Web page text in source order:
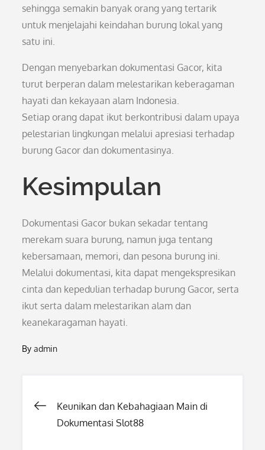
sehingga semakin banyak orang yang tertarik
untuk menjelajahi keindahan burung lokal yang
satu ini.
Dengan menyebarkan dokumentasi Gacor, kita
turut berperan dalam melestarikan keberagaman
hayati dan kekayaan alam Indonesia.
Setiap orang dapat ikut berkontribusi dalam upaya
pelestarian lingkungan melalui apresiasi terhadap
burung Gacor dan dokumentasinya.
Kesimpulan
Dokumentasi Gacor bukan sekadar tentang
merekam suara burung, namun juga tentang
kebersamaan, memori, dan pesona burung ini.
Melalui dokumentasi, kita dapat mengekspresikan
cinta dan kepedulian terhadap burung Gacor, serta
ikut serta dalam melestarikan alam dan
keanekaragaman hayati.
Byadmin
Post
Keunikan dan Kebahagiaan Main di
Dokumentasi Slot88